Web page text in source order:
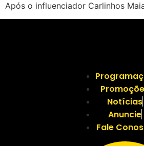
Após o influenciador Carlinhos
Notícias
Anuncie
Fale